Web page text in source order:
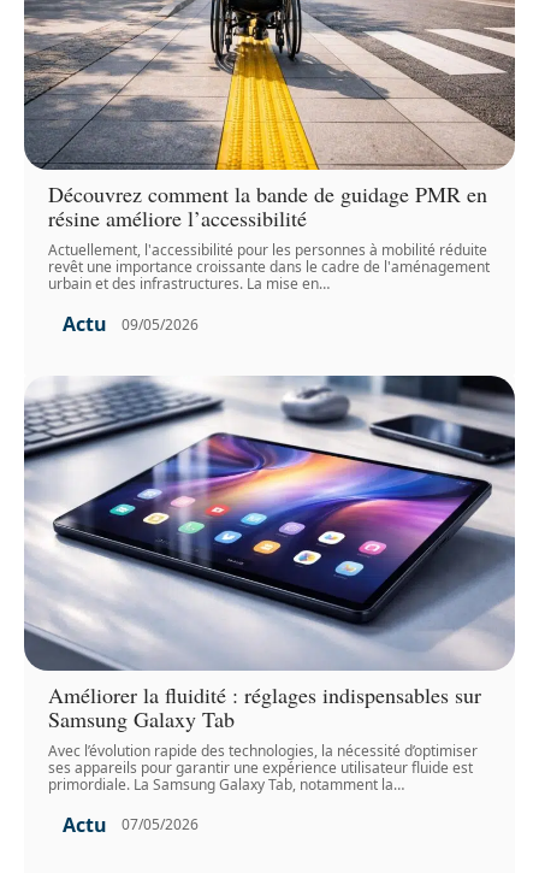
Découvrez comment la bande de guidage PMR en
résine améliore l’accessibilité
Actuellement, l'accessibilité pour les personnes à mobilité réduite
revêt une importance croissante dans le cadre de l'aménagement
urbain et des infrastructures. La mise en…
Actu 09/05/2026
Améliorer la fluidité : réglages indispensables sur
Samsung Galaxy Tab
Avec l’évolution rapide des technologies, la nécessité d’optimiser
ses appareils pour garantir une expérience utilisateur fluide est
primordiale. La Samsung Galaxy Tab, notamment la…
Actu 07/05/2026